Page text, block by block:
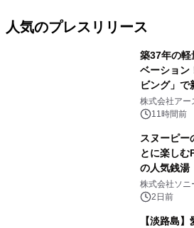
人気のプレスリリース
築37年の軽
ベーション
ビング」で
事例を株式
株式会社アー
11時間前
スヌーピー
とに楽し
の人気銭湯
ラボレー
ボグッズも
株式会社ソニ
2日前
【淡路島